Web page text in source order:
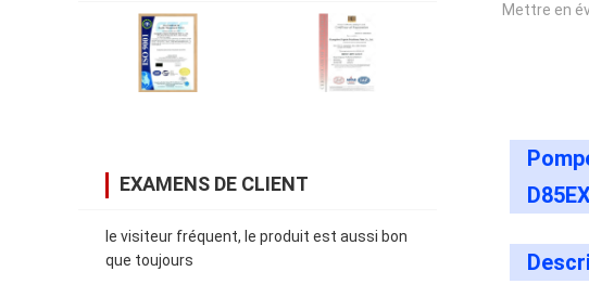
EXAMENS DE CLIENT
le visiteur fréquent, le produit est aussi bon
que toujours
Mettre en